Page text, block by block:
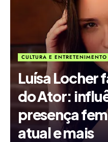
CULTURA E ENTRETENIMENTO
Luísa Locher
do Ator:
presença
atual e mais